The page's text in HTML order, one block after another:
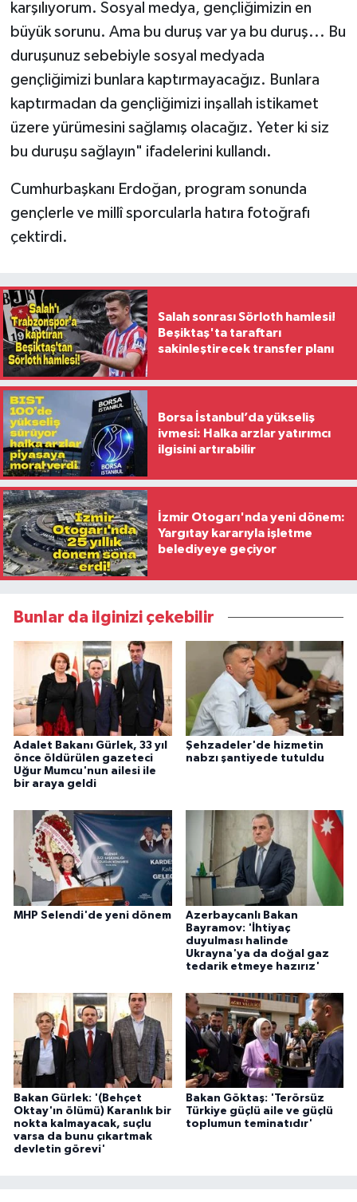
karşılıyorum. Sosyal medya, gençliğimizin en
büyük sorunu. Ama bu duruş var ya bu duruş... Bu
duruşunuz sebebiyle sosyal medyada
gençliğimizi bunlara kaptırmayacağız. Bunlara
kaptırmadan da gençliğimizi inşallah istikamet
üzere yürümesini sağlamış olacağız. Yeter ki siz
bu duruşu sağlayın" ifadelerini kullandı.
Cumhurbaşkanı Erdoğan, program sonunda
gençlerle ve millî sporcularla hatıra fotoğrafı
çektirdi.
Salah sonrası Sörloth hamlesi!
Beşiktaş'ta taraftarı
sakinleştirecek transfer planı
Borsa İstanbul’da yükseliş
ivmesi: Halka arzlar yatırımcı
ilgisini artırabilir
İzmir Otogarı'nda yeni dönem:
Yargıtay kararıyla işletme
belediyeye geçiyor
Bunlar da ilginizi çekebilir
Adalet Bakanı Gürlek, 33 yıl
önce öldürülen gazeteci
Uğur Mumcu'nun ailesi ile
bir araya geldi
Şehzadeler'de hizmetin
nabzı şantiyede tutuldu
MHP Selendi'de yeni dönem
Azerbaycanlı Bakan
Bayramov: 'İhtiyaç
duyulması halinde
Ukrayna'ya da doğal gaz
tedarik etmeye hazırız'
Bakan Gürlek: '(Behçet
Oktay'ın ölümü) Karanlık bir
nokta kalmayacak, suçlu
varsa da bunu çıkartmak
devletin görevi'
Bakan Göktaş: 'Terörsüz
Türkiye güçlü aile ve güçlü
toplumun teminatıdır'